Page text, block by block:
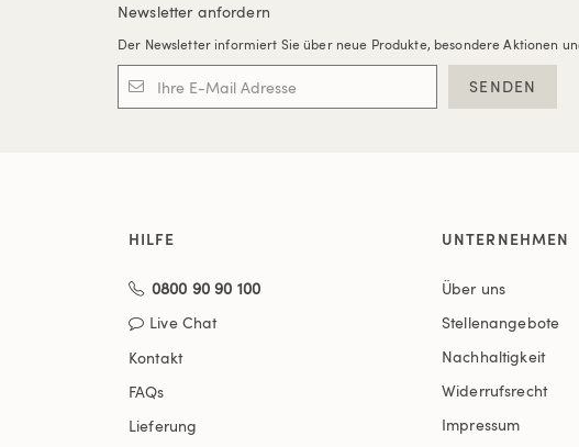
Newsletter anfordern
Der Newsletter informiert Sie über neue Produkte, besondere Aktionen
SENDEN
HILFE
0800 90 90 100
Live Chat
Kontakt
FAQs
Lieferung
UNTERNEHMEN
Über uns
Stellenangebote
Nachhaltigkeit
Widerrufsrecht
Impressum